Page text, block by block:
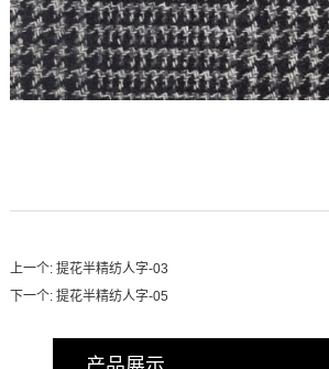
上一个: 提花半精纺人字-03
下一个: 提花半精纺人字-05